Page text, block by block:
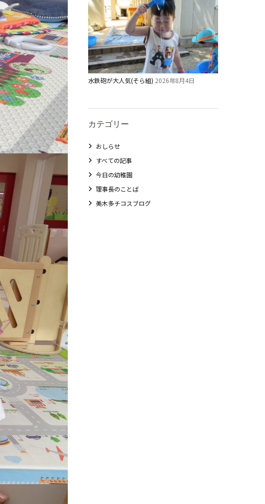
水鉄砲が大人気(そら組) 2026年8月4日
カテゴリー
おしらせ
すべての記事
今日の幼稚園
理事長のことば
美木多チコスブログ
教職員募集
未就園児クラス
0歳親子登園［マカロンクラス ]
1歳・2歳親子登園［マリポサクラス ]
2歳児ひとり登園［ゆず組 ]